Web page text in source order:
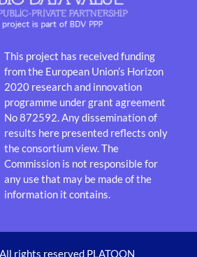
This project has received funding
from the European Union’s Horizon
2020 research and innovation
programme under grant agreement
No 872592. Any dissemination of
results here presented reflects only
the consortium view. The
Commission is not responsible for
any use that may be made of the
information it contains.
rights reserved PLATOON